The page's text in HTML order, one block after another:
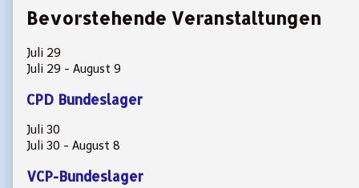
Bevorstehende Veranstaltungen
Juli 29
Juli 29 - August 9
CPD Bundeslager
Juli 30
Juli 30 - August 8
VCP-Bundeslager